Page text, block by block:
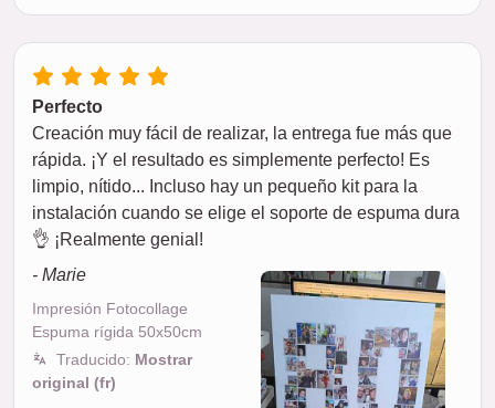
Perfecto
Creación muy fácil de realizar, la entrega fue más que
rápida. ¡Y el resultado es simplemente perfecto! Es
limpio, nítido... Incluso hay un pequeño kit para la
instalación cuando se elige el soporte de espuma dura
👌 ¡Realmente genial!
- Marie
Impresión Fotocollage
Espuma rígida 50x50cm
Traducido: Mostrar
original (fr)